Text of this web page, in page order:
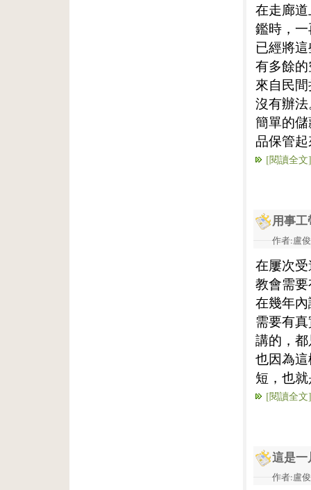
在走廊
鑑時，
已經將
有多餘
來自民
沒有辦
簡單的
品保管
[閱讀全文]
用事工
作者:盧
在屢次
教會需
在幾年
需要有
講的，
也因為
短，也
[閱讀全文]
這是一
作者:盧